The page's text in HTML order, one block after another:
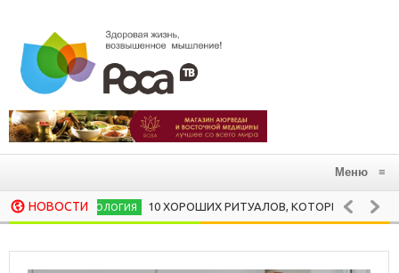
Меню ≡
НОВОСТИ
ПСИХОЛОГИЯ 10 ХОРОШИХ РИТУАЛОВ, КОТОРЫЕ СЛЕДУЕТ ЗАВЕСТИ